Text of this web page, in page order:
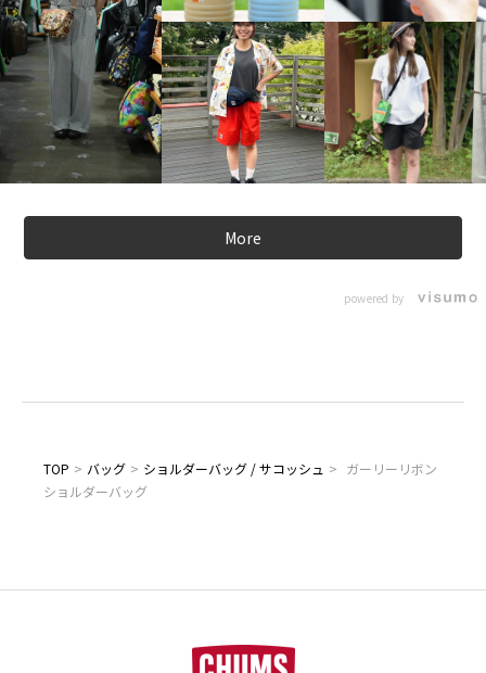
More
powered by
TOP > バッグ > ショルダーバッグ / サコッシュ > ガーリーリボン
ショルダーバッグ